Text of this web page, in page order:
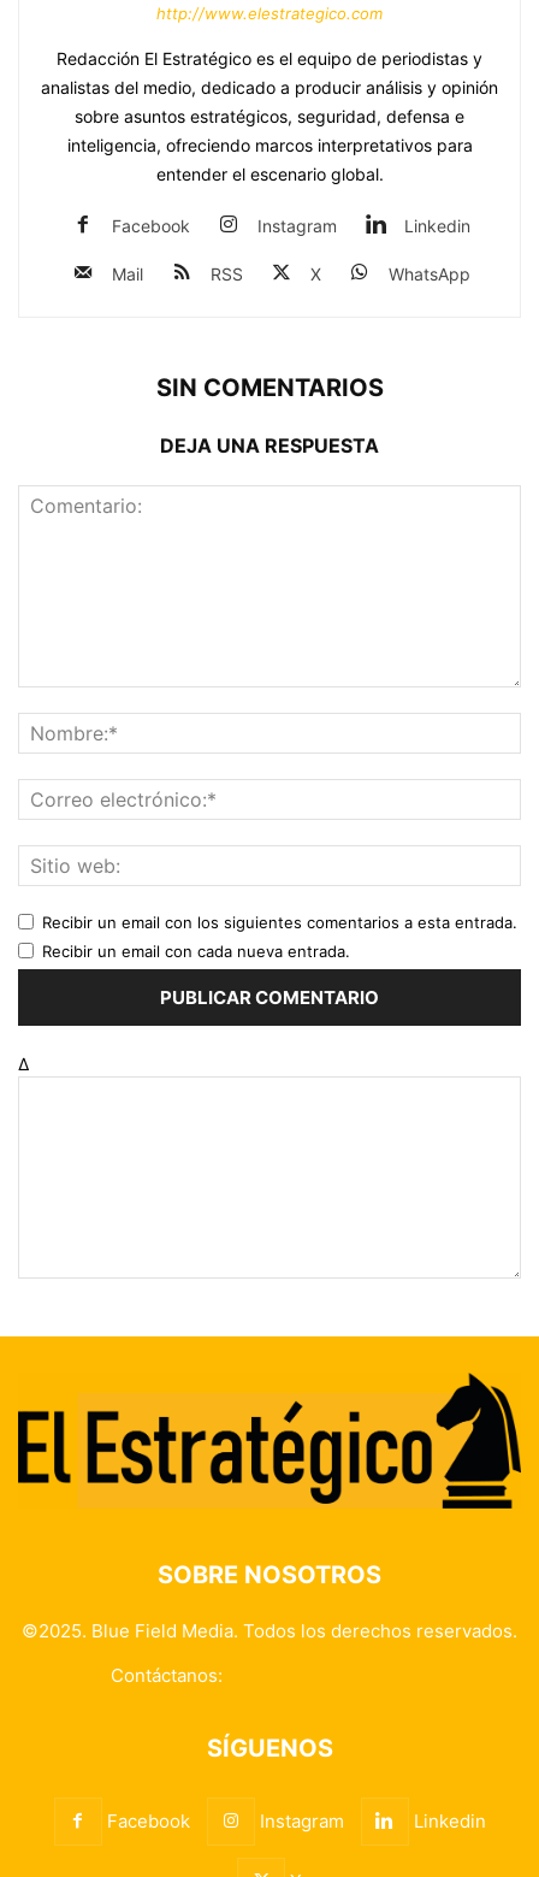
http://www.elestrategico.com
Redacción El Estratégico es el equipo de periodistas y
analistas del medio, dedicado a producir análisis y opinión
sobre asuntos estratégicos, seguridad, defensa e
inteligencia, ofreciendo marcos interpretativos para
entender el escenario global.
Facebook Instagram Linkedin
Mail RSS X WhatsApp
SIN COMENTARIOS
DEJA UNA RESPUESTA
Recibir un email con los siguientes comentarios a esta entrada.
Recibir un email con cada nueva entrada.
Δ
SOBRE NOSOTROS
©2025. Blue Field Media. Todos los derechos reservados.
Contáctanos:
SÍGUENOS
Facebook Instagram Linkedin